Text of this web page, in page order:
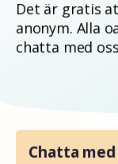
Det är gratis
anonym. Alla
chatta med
Chatta